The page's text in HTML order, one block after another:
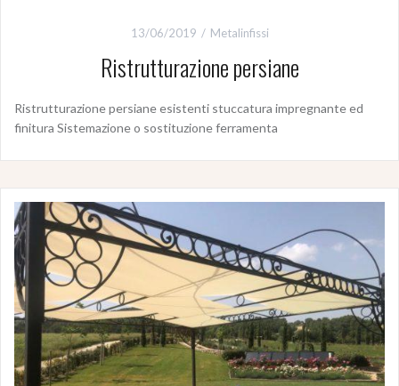
13/06/2019 Metalinfissi
Ristrutturazione persiane
Ristrutturazione persiane esistenti stuccatura impregnante ed
finitura Sistemazione o sostituzione ferramenta